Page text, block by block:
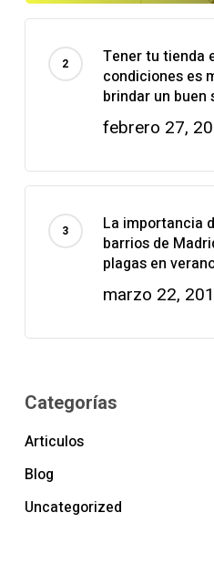
Tener tu tienda
condiciones es
brindar un buen
febrero 27,
La importancia
barrios de
plagas en
marzo 22,
Categorías
Articulos
Blog
Uncategorized